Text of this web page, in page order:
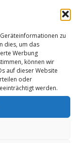
zu
dies, um das
Werbung
können wir
auf dieser Website
oder
werden.
wie schon
von…
Der
war